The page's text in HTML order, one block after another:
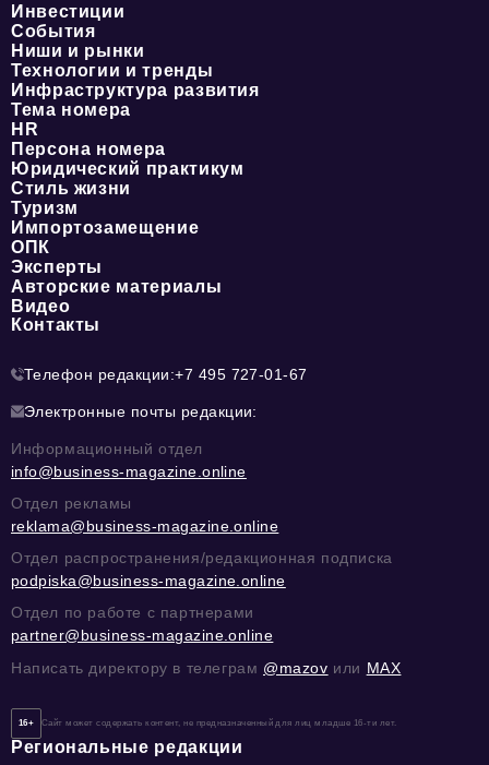
Инвестиции
События
Ниши и рынки
Технологии и тренды
Инфраструктура развития
Тема номера
HR
Персона номера
Юридический практикум
Стиль жизни
Туризм
Импортозамещение
ОПК
Эксперты
Авторские материалы
Видео
Контакты
Телефон редакции:+7 495 727-01-67
Электронные почты редакции:
Информационный отдел
info@business-magazine.online
Отдел рекламы
reklama@business-magazine.online
Отдел распространения/редакционная подписка
podpiska@business-magazine.online
Отдел по работе с партнерами
partner@business-magazine.online
Написать директору в телеграм @mazov или MAX
16+ Сайт может содержать контент, не предназначенный для лиц младше 16-ти лет.
Региональные редакции